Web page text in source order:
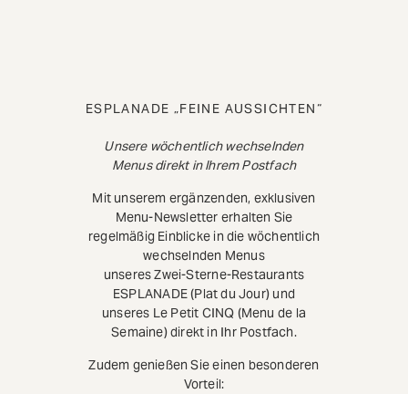
ESPLANADE „FEINE AUSSICHTEN“
Unsere wöchentlich wechselnden
Menus direkt in Ihrem Postfach
Mit unserem ergänzenden, exklusiven
Menu-Newsletter erhalten Sie
regelmäßig Einblicke in die wöchentlich
wechselnden Menus
unseres Zwei-Sterne-Restaurants
ESPLANADE (Plat du Jour) und
unseres Le Petit CINQ (Menu de la
Semaine) direkt in Ihr Postfach.
Zudem genießen Sie einen besonderen
Vorteil: